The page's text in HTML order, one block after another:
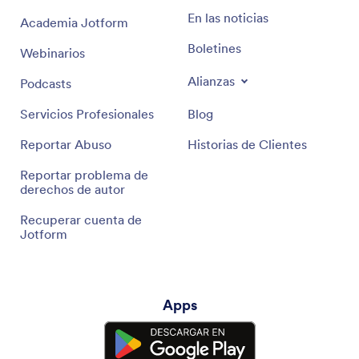
Academia Jotform
Webinarios
Podcasts
Servicios Profesionales
Reportar Abuso
Reportar problema de
derechos de autor
Recuperar cuenta de
Jotform
En las noticias
Boletines
Alianzas
Blog
Historias de Clientes
Apps